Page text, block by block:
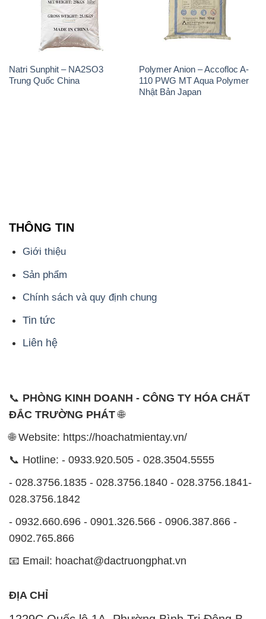
Natri Sunphit – NA2SO3
Trung Quốc China
Polymer Anion – Accofloc A-
110 PWG MT Aqua Polymer
Nhật Bản Japan
THÔNG TIN
Giới thiệu
Sản phẩm
Chính sách và quy định chung
Tin tức
Liên hệ
📞 PHÒNG KINH DOANH - CÔNG TY HÓA CHẤT
ĐẮC TRƯỜNG PHÁT🌐
🌐 Website: https://hoachatmientay.vn/
📞 Hotline: - 0933.920.505 - 028.3504.5555
- 028.3756.1835 - 028.3756.1840 - 028.3756.1841-
028.3756.1842
- 0932.660.696 - 0901.326.566 - 0906.387.866 -
0902.765.866
📧 Email: hoachat@dactruongphat.vn
ĐỊA CHỈ